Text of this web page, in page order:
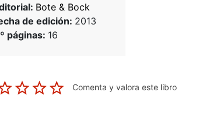
Bote & Bock
de edición: 2013
páginas: 16
Comenta y valora este libro